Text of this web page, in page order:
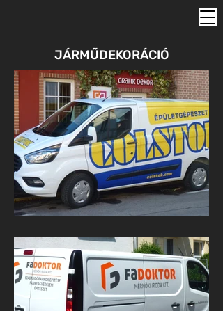
JÁRMŰDEKORÁCIÓ